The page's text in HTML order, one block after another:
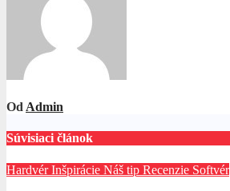
Od Admin
Súvisiaci článok
HardvérInšpirácie Náš tip Recenzie Softvér